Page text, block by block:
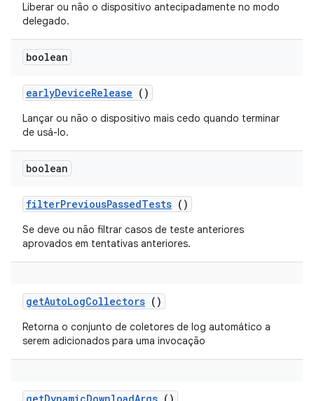
Liberar ou não o dispositivo antecipadamente no modo
delegado.
boolean
earlyDeviceRelease ()
Lançar ou não o dispositivo mais cedo quando terminar
de usá-lo.
boolean
filterPreviousPassedTests ()
Se deve ou não filtrar casos de teste anteriores
aprovados em tentativas anteriores.
getAutoLogCollectors ()
Retorna o conjunto de coletores de log automático a
serem adicionados para uma invocação